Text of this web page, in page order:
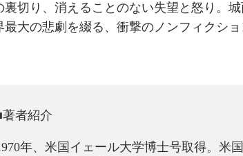
裏切り、消えることのない失望と怒り。
最大の悲劇を綴る、衝撃のノンフィクショ
者紹介
年、米国イェール大学博士号取得。米